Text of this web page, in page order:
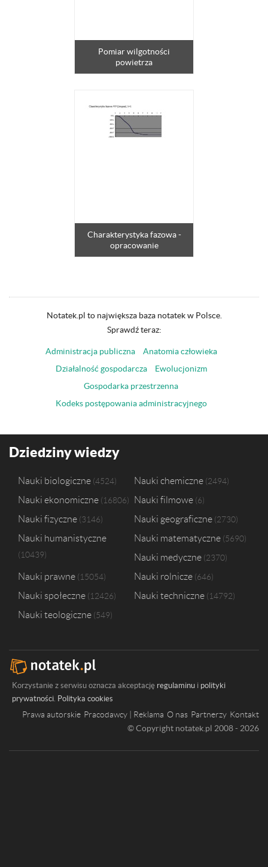
Pomiar wilgotności
powietrza
Charakterystyka fazowa -
opracowanie
Notatek.pl to największa baza notatek w Polsce.
Sprawdź teraz:
Administracja publiczna
Anatomia człowieka
Działalność gospodarcza
Ewolucjonizm
Gospodarka przestrzenna
Kodeks postępowania administracyjnego
Dziedziny wiedzy
Nauki biologiczne 4524 Nauki chemiczne 2494
Nauki ekonomiczne 16806 Nauki filmowe 6
Nauki fizyczne 3146 Nauki geograficzne 2730
Nauki humanistyczne
10439
Nauki matematyczne 5690
Nauki medyczne 2370
Nauki prawne 15054 Nauki rolnicze 646
Nauki społeczne 12426 Nauki techniczne 14792
Nauki teologiczne 549
Korzystanie z serwisu oznacza akceptację regulaminu i polityki
prywatności. Polityka cookies
Prawa autorskie Pracodawcy | Reklama O nas Partnerzy Kontakt
© Copyright notatek.pl 2008 - 2026